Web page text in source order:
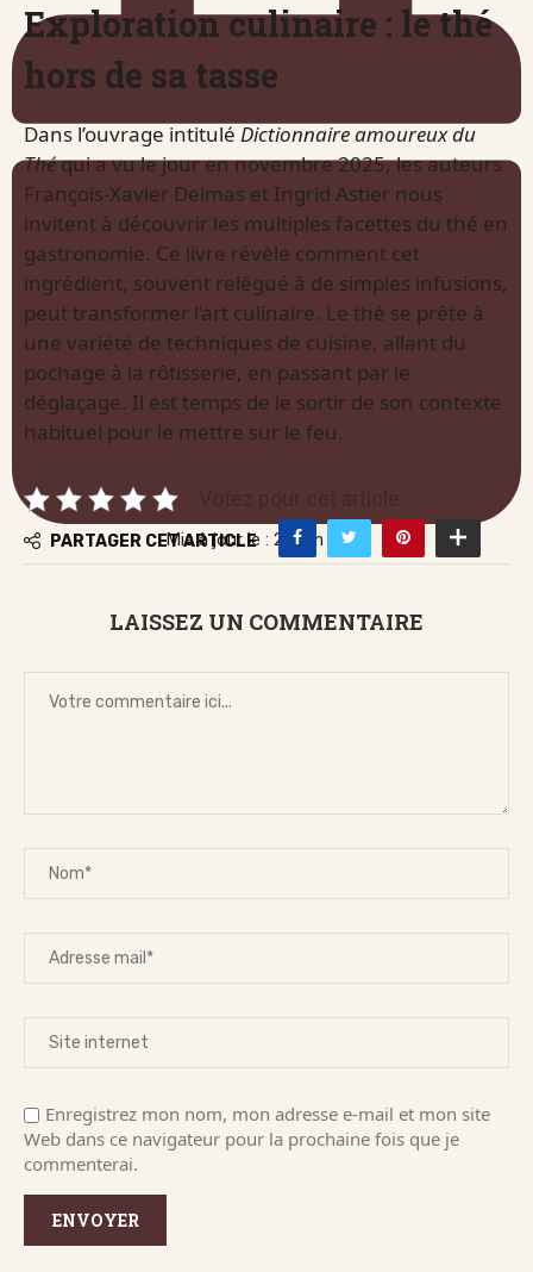
Mis à jour le : 26 juin 2026
Exploration culinaire : le thé
hors de sa tasse
Dans l’ouvrage intitulé Dictionnaire amoureux du
Théqui a vu le jour en novembre 2025, les auteurs
François-Xavier Delmas et Ingrid Astier nous
invitent à découvrir les multiples facettes du thé en
gastronomie. Ce livre révèle comment cet
ingrédient, souvent relégué à de simples infusions,
peut transformer l’art culinaire. Le thé se prête à
une variété de techniques de cuisine, allant du
pochage à la rôtisserie, en passant par le
déglaçage. Il est temps de le sortir de son contexte
habituel pour le mettre sur le feu.
Votez pour cet article
PARTAGER CET ARTICLE
LAISSEZ UN COMMENTAIRE
Enregistrez mon nom, mon adresse e-mail et mon site
Web dans ce navigateur pour la prochaine fois que je
commenterai.